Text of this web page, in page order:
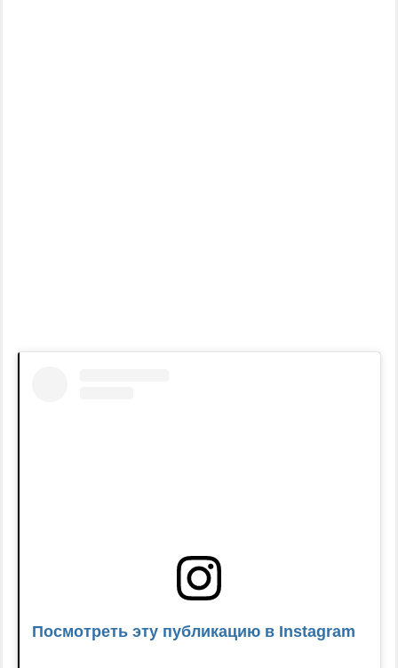
Посмотреть эту публикацию в Instagram